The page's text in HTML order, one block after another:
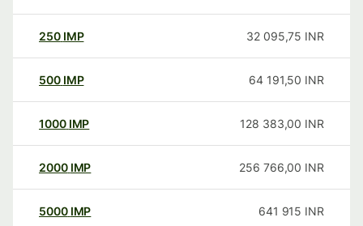
250 IMP 32 095,75 INR
500 IMP 64 191,50 INR
1000 IMP 128 383,00 INR
2000 IMP 256 766,00 INR
5000 IMP 641 915 INR